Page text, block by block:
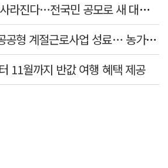
상주 세계모자축제 사라진다…전국민 공모로 새 대표축제 발굴 나서
고아농협, 2026년 공공형 계절근로사업 성료… 농가 일손 부족 해소 '효자'
11월까지 반값 여행 혜택 제공